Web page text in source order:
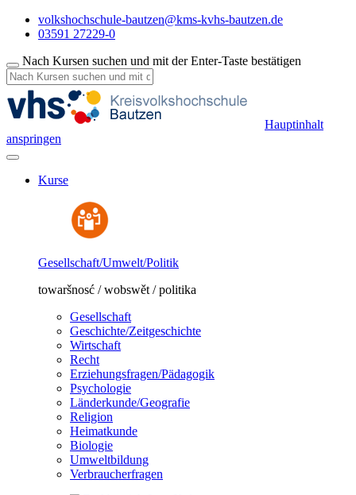
volkshochschule-bautzen@kms-kvhs-bautzen.de
03591 27229-0
Nach Kursen suchen und mit der Enter-Taste bestätigen
Hauptinhalt
anspringen
Kurse
Gesellschaft/Umwelt/Politik
towaršnosć / wobswět / politika
Gesellschaft
Geschichte/Zeitgeschichte
Wirtschaft
Recht
Erziehungsfragen/Pädagogik
Psychologie
Länderkunde/Geografie
Religion
Heimatkunde
Biologie
Umweltbildung
Verbraucherfragen